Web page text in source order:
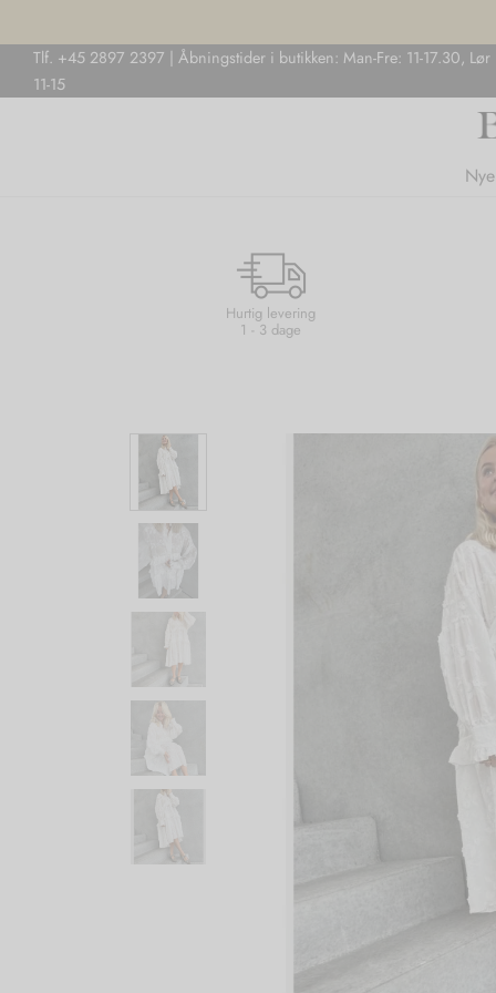
Tlf. +45 2897 2397 | Åbningstider i butikken: Man-Fre: 11-17.30, Lør
11-15
Hurtig levering
1 - 3 dage